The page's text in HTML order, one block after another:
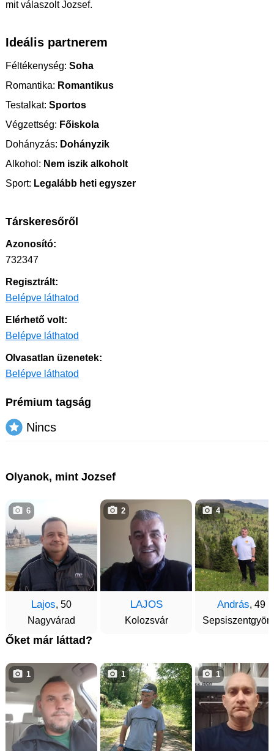
mit válaszolt Jozsef.
Ideális partnerem
Féltékenység: Soha
Romantika: Romantikus
Testalkat: Sportos
Végzettség: Főiskola
Dohányzás: Dohányzik
Alkohol: Nem iszik alkoholt
Sport: Legalább heti egyszer
Társkeresőről
Azonosító:
732347
Regisztrált:
Belépve láthatod
Elérhető volt:
Belépve láthatod
Olvasatlan üzenetek:
Belépve láthatod
Prémium tagság
Nincs
Olyanok, mint Jozsef
Lajos, 50
Nagyvárad
6
LAJOS
Kolozsvár
2
András, 49
4
Őket már láttad?
1 1 1